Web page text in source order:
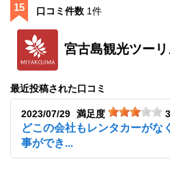
口コミ件数 1件
宮古島観光ツーリ
最近投稿された口コミ
2023/07/29 満足度
どこの会社もレンタカーがな
事ができ...
15